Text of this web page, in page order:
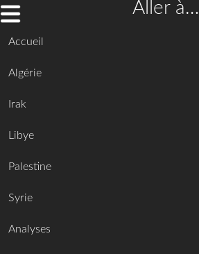
Aller à…
Accueil
Algérie
Irak
Libye
Palestine
Syrie
Analyses